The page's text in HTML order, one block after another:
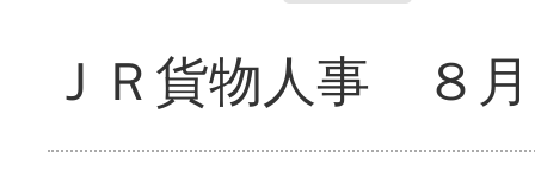
ＪＲ貨物人事 ８